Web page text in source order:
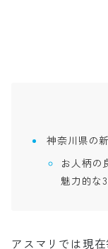
神奈川県の
お人柄の
魅力的な
アスマリでは現